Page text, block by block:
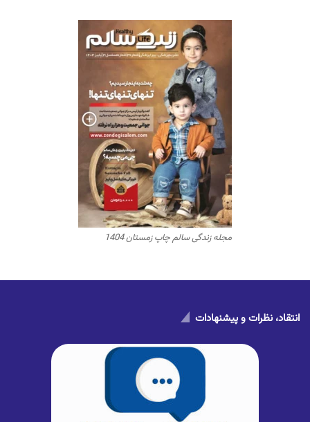
مجله زندگی سالم چاپ زمستان 1404
انتقاد، نظرات و پیشنهادات